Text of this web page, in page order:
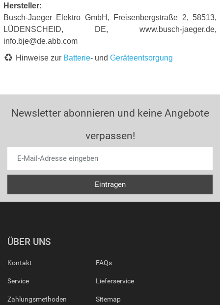
Hersteller:
Busch-Jaeger Elektro GmbH, Freisenbergstraße 2, 58513,
LÜDENSCHEID, DE, www.busch-jaeger.de,
info.bje@de.abb.com
Hinweise zur Batterie- und Geräteentsorgung
Newsletter abonnieren und keine Angebote
verpassen!
ÜBER UNS
Kontakt
Service
Zahlungsmethoden
FAQs
Lieferservice
Sitemap